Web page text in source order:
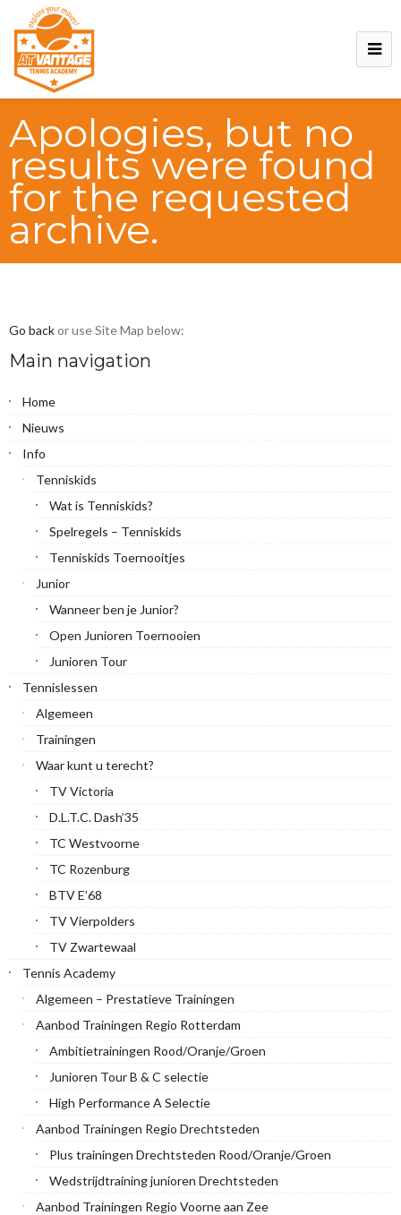
Apologies, but no
results were found
for the requested
archive.
Go backor use Site Map below:
Main navigation
Home
Nieuws
Info
Tenniskids
Wat is Tenniskids?
Spelregels – Tenniskids
Tenniskids Toernooitjes
Junior
Wanneer ben je Junior?
Open Junioren Toernooien
Junioren Tour
Tennislessen
Algemeen
Trainingen
Waar kunt u terecht?
TV Victoria
D.L.T.C. Dash’35
TC Westvoorne
TC Rozenburg
BTV E’68
TV Vierpolders
TV Zwartewaal
Tennis Academy
Algemeen – Prestatieve Trainingen
Aanbod Trainingen Regio Rotterdam
Ambitietrainingen Rood/Oranje/Groen
Junioren Tour B & C selectie
High Performance A Selectie
Aanbod Trainingen Regio Drechtsteden
Plus trainingen Drechtsteden Rood/Oranje/Groen
Wedstrijdtraining junioren Drechtsteden
Aanbod Trainingen Regio Voorne aan Zee